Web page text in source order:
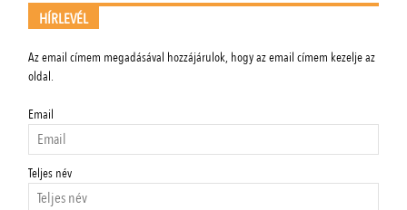
HÍRLEVÉL
Az email címem megadásával hozzájárulok, hogy az email címem kezelje az
oldal.
Email
Teljes név